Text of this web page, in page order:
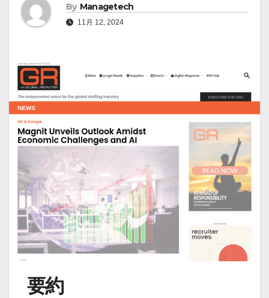
By Managetech
11月 12, 2024
要約